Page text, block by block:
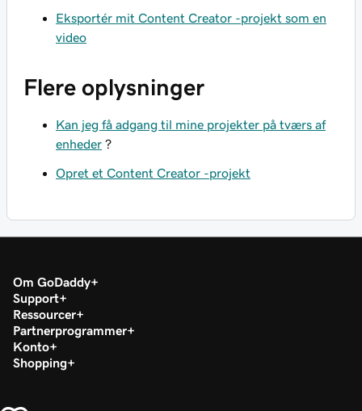
Eksportér mit Content Creator -projekt som en
video
Flere oplysninger
Kan jeg få adgang til mine projekter på tværs af
enheder ?
Opret et Content Creator -projekt
Om GoDaddy
Support
Ressourcer
Partnerprogrammer
Konto
Shopping